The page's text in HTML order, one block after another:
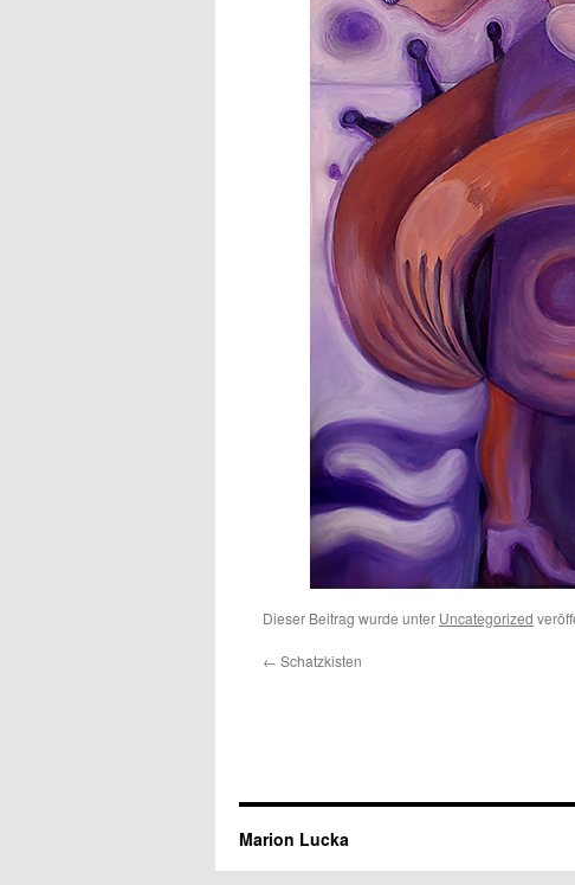
Dieser Beitrag wurde unter Uncategorized
← Schatzkisten
Marion Lucka